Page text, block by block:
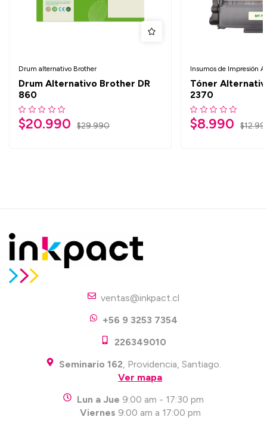
Drum alternativo Brother
Drum Alternativo Brother DR
860
$29.990
$20.990
Insumos de Impresión
Tóner
2370
$
$8.990
ventas@inkpact.cl
+56 9 3253 7354
226349010
Seminario 162, Providencia, Santiago.
Ver mapa
Lun a Jue 9:00 am - 17:30 pm
Viernes 9:00 am a 17:00 pm